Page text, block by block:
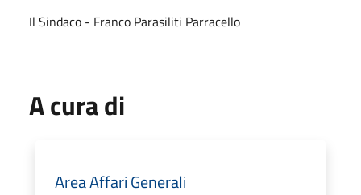
Il Sindaco - Franco Parasiliti Parracello
A cura di
Area Affari Generali